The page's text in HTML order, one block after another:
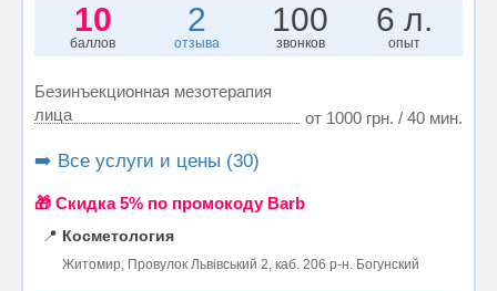
10
баллов
2
отзыва
100
звонков
6 л.
опыт
Безинъекционная мезотерапия
лица
от 1000 грн. / 40 мин.
➡️ Все услуги и цены (30)
🎁 Cкидка 5% по промокоду Barb
📍 Косметология
Житомир, Провулок Львівський 2, каб. 206 р-н. Богунский